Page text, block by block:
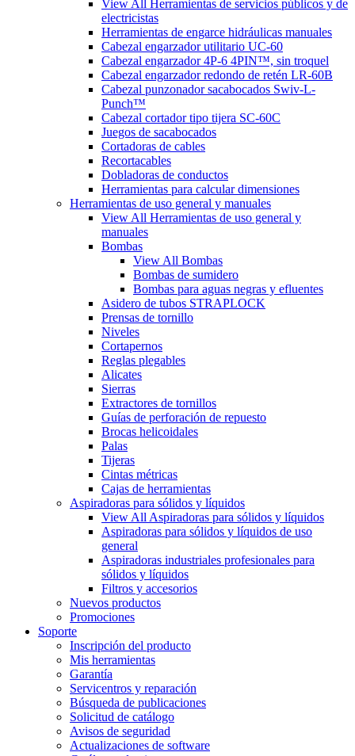
View All Herramientas de servicios públicos y de
electricistas
Herramientas de engarce hidráulicas manuales
Cabezal engarzador utilitario UC-60
Cabezal engarzador 4P-6 4PIN™, sin troquel
Cabezal engarzador redondo de retén LR-60B
Cabezal punzonador sacabocados Swiv-L-
Punch™
Cabezal cortador tipo tijera SC-60C
Juegos de sacabocados
Cortadoras de cables
Recortacables
Dobladoras de conductos
Herramientas para calcular dimensiones
Herramientas de uso general y manuales
View All Herramientas de uso general y
manuales
Bombas
View All Bombas
Bombas de sumidero
Bombas para aguas negras y efluentes
Asidero de tubos STRAPLOCK
Prensas de tornillo
Niveles
Cortapernos
Reglas plegables
Alicates
Sierras
Extractores de tornillos
Guías de perforación de repuesto
Brocas helicoidales
Palas
Tijeras
Cintas métricas
Cajas de herramientas
Aspiradoras para sólidos y líquidos
View All Aspiradoras para sólidos y líquidos
Aspiradoras para sólidos y líquidos de uso
general
Aspiradoras industriales profesionales para
sólidos y líquidos
Filtros y accesorios
Nuevos productos
Promociones
Soporte
Inscripción del producto
Mis herramientas
Garantía
Servicentros y reparación
Búsqueda de publicaciones
Solicitud de catálogo
Avisos de seguridad
Actualizaciones de software